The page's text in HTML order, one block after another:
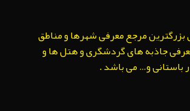
بزرگترین مرجع معرفی شهرها و مناطق
جاذبه های گردشگری و هتل ها و
باستانی و… می باشد .